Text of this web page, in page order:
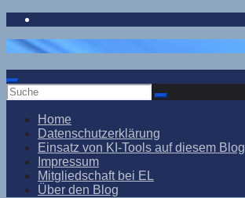
Zum
springen
Home
Datenschutzerklärung
Einsatz von KI-Tools auf diesem Blog
Impressum
Mitgliedschaft bei EL
Über den Blog